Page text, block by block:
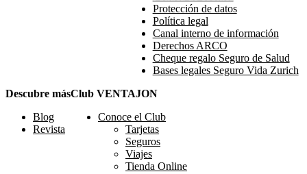
Protección de datos
Política legal
Canal interno de información
Derechos ARCO
Cheque regalo Seguro de Salud
Bases legales Seguro Vida Zurich
Descubre más
Blog
Revista
Club VENTAJON
Conoce el Club
Tarjetas
Seguros
Viajes
Tienda Online